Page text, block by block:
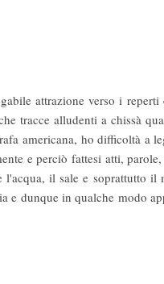
attrazione verso i
tracce alludenti a chissà
americana, ho difficoltà a
e perciò fattesi atti,
il sale e soprattutto
e dunque in qualche modo